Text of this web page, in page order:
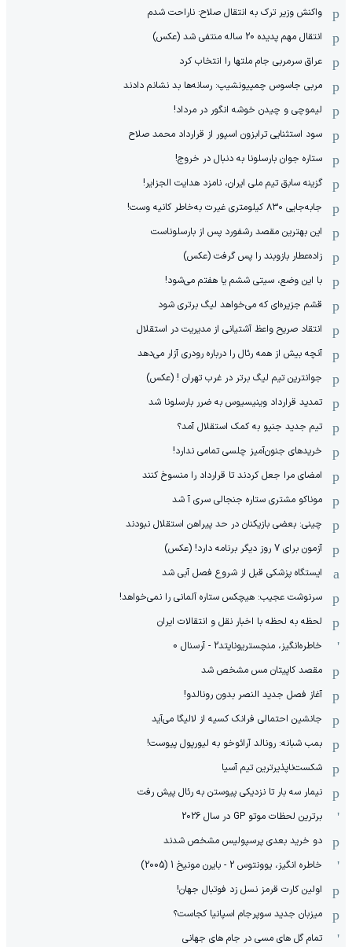
واکنش وزیر ترک به انتقال صلاح: ناراحت شدم
انتقال مهم پدیده 20 ساله منتفی شد (عکس)
عراق سرمربی جام ملتها را انتخاب کرد
مربی جاسوس چمپیونشیپ: رسانه‌ها بد نشانم دادند
لیموچی و چیدن خوشه انگور در مرداد!
سود استثنایی ترابزون اسپور از قرارداد محمد صلاح
ستاره جوان بارسلونا به دنبال در خروج!
گزینه سابق تیم ملی ایران، نامزد هدایت الجزایر!
جابه‌جایی ۸۳۰ کیلومتری غیرت به‌خاطر کانیه وست!
این بهترین مقصد رشفورد پس از بارسلوناست
زاده‌عطار بازوبند را پس گرفت (عکس)
با این وضع، سیتی ششم یا هفتم می‌شود!
قشم جزیره‌ای که می‌خواهد لیگ برتری شود
انتقاد صریح واعظ آشتیانی از مدیریت در استقلال
آنچه بیش از همه رئال را درباره رودری آزار می‌دهد
جوانترین تیم لیگ برتر در غرب تهران ! (عکس)
تمدید قرارداد وینیسیوس به ضرر بارسلونا شد
تیم جدید جنپو به کمک استقلال آمد؟
خریدهای جنون‌آمیز چلسی تمامی ندارد!
امضای مرا جعل کردند تا قرارداد را منسوخ کنند
موناکو مشتری ستاره جنجالی سری آ شد
چینی: بعضی بازیکنان در حد پیراهن استقلال نبودند
آزمون برای 7 روز دیگر برنامه دارد! (عکس)
ایستگاه پزشکی قبل از شروع فصل آبی شد
سرنوشت عجیب: هیچکس ستاره آلمانی را نمی‌خواهد!
لحظه به لحظه با اخبار نقل و انتقالات ایران
خاطره‌انگیز، منچستریونایتد2 - آرسنال 0
مقصد کاپیتان مس مشخص شد
آغاز فصل جدید النصر بدون رونالدو!
جانشین احتمالی فرانک کسیه از لالیگا می‌آید
بمب شبانه: رونالد آرائوخو به لیورپول پیوست!
شکست‌ناپذیرترین تیم آسیا
نیمار سه بار تا نزدیکی پیوستن به رئال پیش رفت
برترین لحظات موتو GP در سال 2026
دو خرید بعدی پرسپولیس مشخص شدند
خاطره انگیز، یوونتوس 2 - بایرن مونیخ 1 (2005)
اولین کارت قرمز نسل زد فوتبال جهان!
میزبان جدید سوپرجام اسپانیا کجاست؟
تمام گل های مسی در جام های جهانی